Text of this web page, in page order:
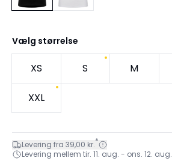
Vælg størrelse
XS S M
XXL
Levering fra 39,00 kr.*
Levering mellem tir. 11. aug. - ons. 12. aug.